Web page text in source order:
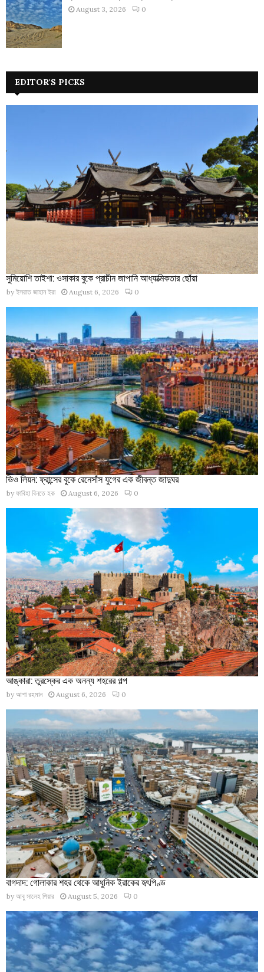
August 3, 2026 0
EDITOR'S PICKS
সুমিয়োশি তাইশা: ওসাকার বুকে প্রাচীন জাপানি আধ্যাত্মিকতার ছোঁয়া
by ইসরাত জাহান ইরা August 6, 2026 0
ভিও লিয়ন: ফ্রান্সের বুকে রেনেসাঁস যুগের এক জীবন্ত জাদুঘর
by ফাবিহা বিনতে হক August 6, 2026 0
আঙ্কারা: তুরস্কের এক অনন্য শহরের গল্প
by আশা রহমান August 6, 2026 0
বাগদাদ: গোলাকার শহর থেকে আধুনিক ইরাকের হৃৎপিণ্ড
by আবু সালেহ পিয়ার August 5, 2026 0